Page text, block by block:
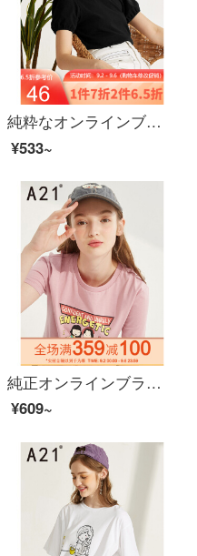
純粋なオンラインブランドA 21夏には、2020レディスフを着用しています。ピュアな色の女性半袖Tシャッツ修身気質ランタン袖トップスF 02231026黒165/88 A/L
¥533~
純正オンラインブランドA 21夏新着2020レディスファン趣味プリント女性上着丸首半袖シャツ学生Tシャッツ百合tee F 46231061チェリーレッド160/84 A/M
¥609~